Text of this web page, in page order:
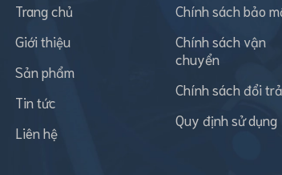
Trang chủ
Giới thiệu
Sản phẩm
Tin tức
Liên hệ
Chính sách bảo
Chính sách vận
chuyển
Chính sách đổi trả
Quy định sử dụng